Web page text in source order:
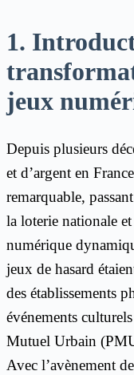
1.
jeux
Depuis plusieurs
et d’argent en
remarquable,
la loterie nationale
numérique
jeux de hasard
des établissements
événements
Mutuel Urbain
Avec l’avènement